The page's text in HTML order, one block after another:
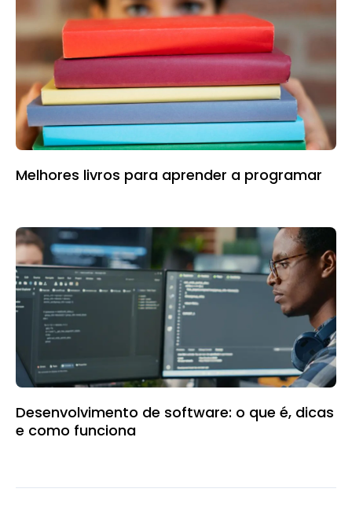
Melhores livros para aprender a programar
Desenvolvimento de software: o que é, dicas
e como funciona